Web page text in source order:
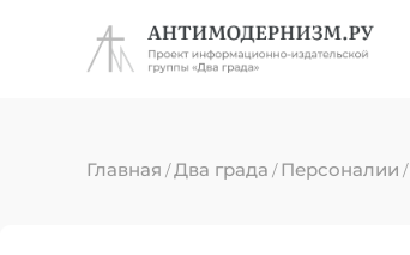
Главная /Два града /Персоналии /